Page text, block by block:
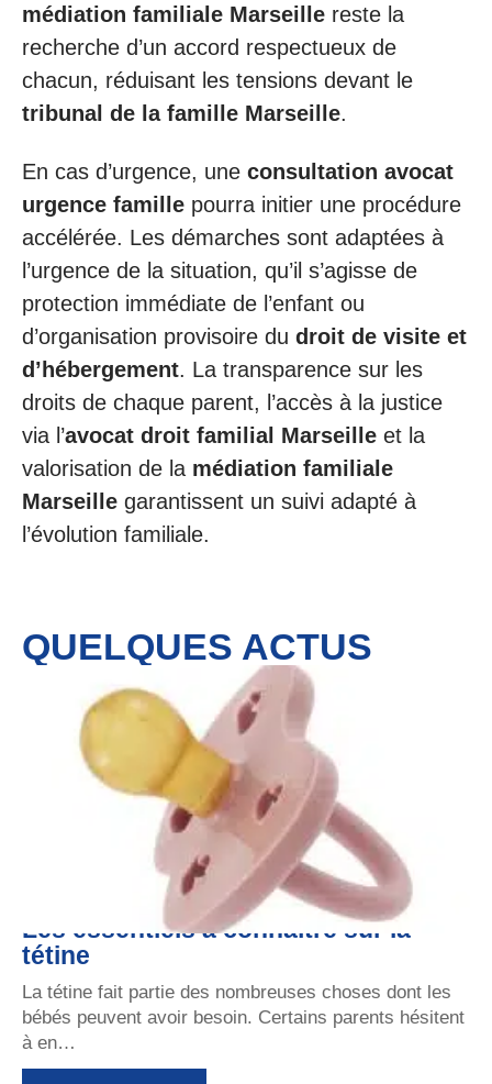
médiation familiale Marseille reste la
recherche d’un accord respectueux de
chacun, réduisant les tensions devant le
tribunal de la famille Marseille.
En cas d’urgence, une consultation avocat
urgence famille pourra initier une procédure
accélérée. Les démarches sont adaptées à
l’urgence de la situation, qu’il s’agisse de
protection immédiate de l’enfant ou
d’organisation provisoire du droit de visite et
d’hébergement. La transparence sur les
droits de chaque parent, l’accès à la justice
via l’avocat droit familial Marseille et la
valorisation de la médiation familiale
Marseille garantissent un suivi adapté à
l’évolution familiale.
QUELQUES ACTUS
Les essentiels à connaître sur la
tétine
La tétine fait partie des nombreuses choses dont les
bébés peuvent avoir besoin. Certains parents hésitent
à en…